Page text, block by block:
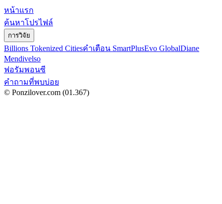
หน้าแรก
ค้นหาโปรไฟล์
การวิจัย
Billions Tokenized Citiesคำเตือน SmartPlusEvo GlobalDiane
Mendivelso
ฟอรัมพอนซี
คำถามที่พบบ่อย
© Ponzilover.com (01.367)